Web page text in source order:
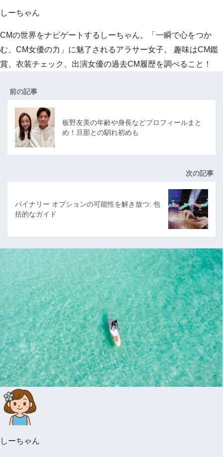
しーちゃん
CMの世界をナビゲートするしーちゃん。「一瞬で心をつか
む、CM女優の力」に魅了されるアラサー女子。 趣味はCM鑑
賞、衣装チェック、出演女優の過去CM履歴を調べること！
前の記事
板野友美の年齢や身長などプロフィールまと
め！旦那との馴れ初めも
次の記事
バイナリー オプションの可能性を解き放つ: 包
括的なガイド
しーちゃん